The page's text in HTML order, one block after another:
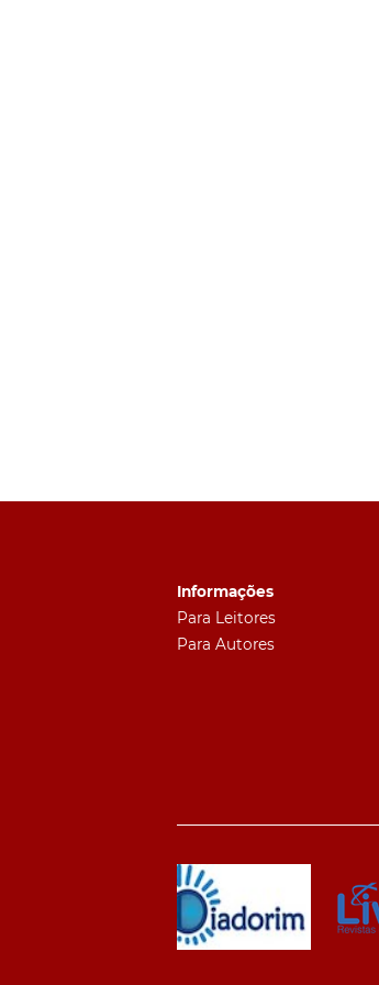
Informações
Para Leitores
Para Autores